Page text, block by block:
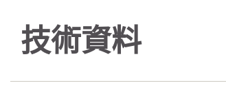
技術資料